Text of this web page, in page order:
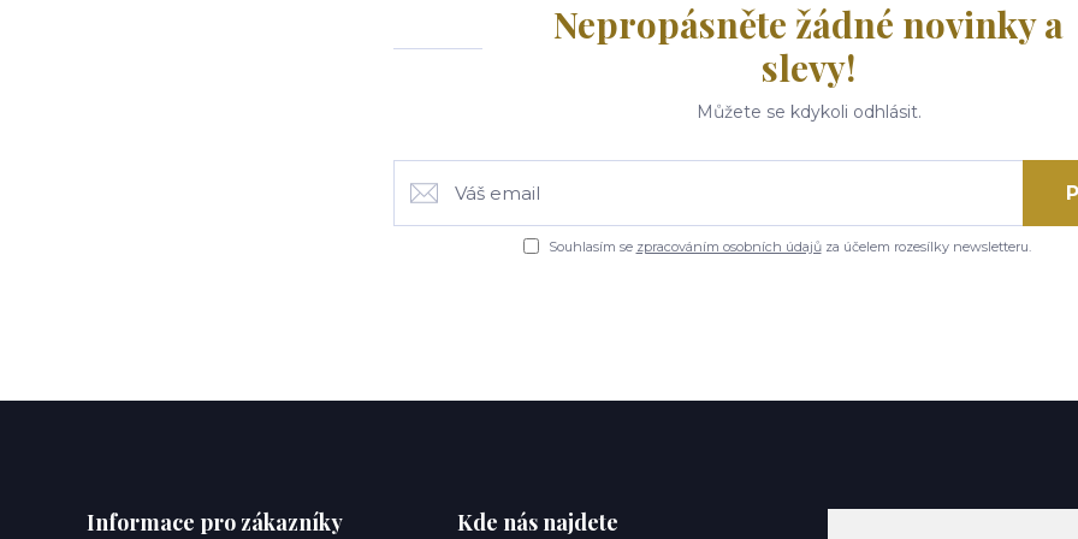
Nepropásněte žádné novinky a
slevy!
Můžete se kdykoli odhlásit.
Souhlasím se zpracováním osobních údajůza účelem rozesílky newsletteru.
Informace pro zákazníky Kde nás najdete